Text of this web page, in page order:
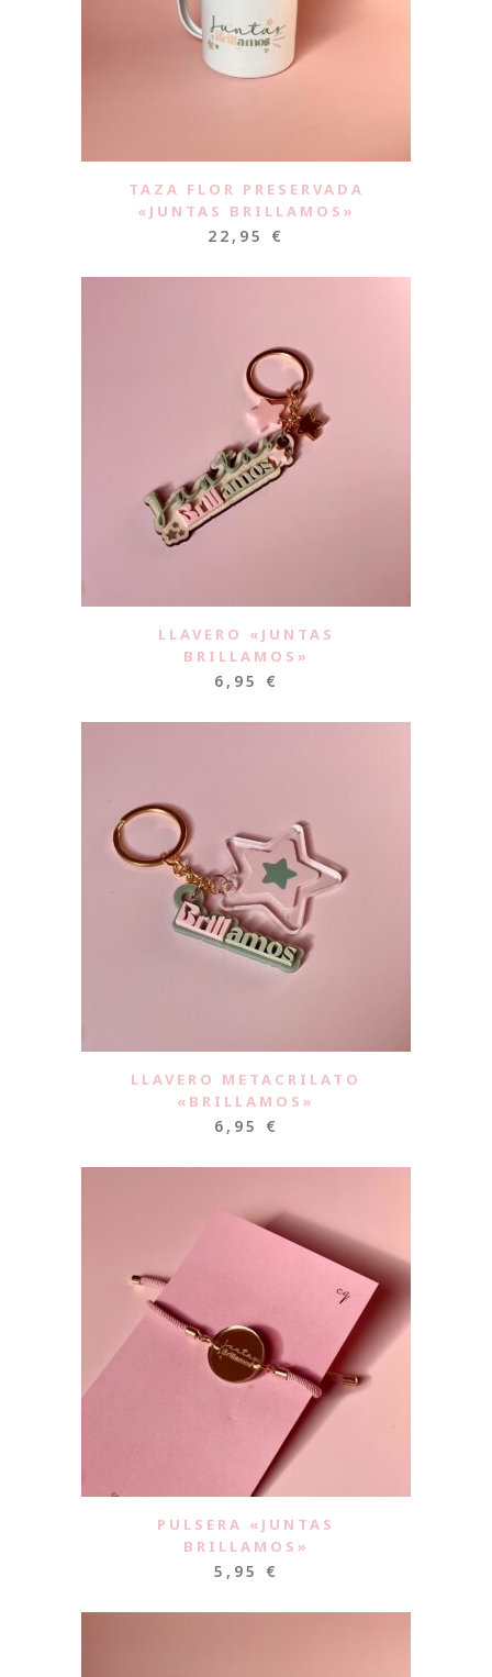
TAZA FLOR PRESERVADA
«JUNTAS BRILLAMOS»
22,95 €
LLAVERO «JUNTAS
BRILLAMOS»
6,95 €
LLAVERO METACRILATO
«BRILLAMOS»
6,95 €
PULSERA «JUNTAS
BRILLAMOS»
5,95 €